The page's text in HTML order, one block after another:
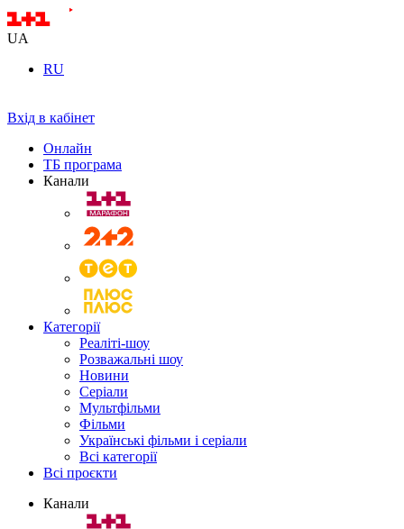
UA
RU
Вхід в кабінет
Онлайн
ТБ програма
Канали
Категорії
Реаліті-шоу
Розважальні шоу
Новини
Серіали
Мультфільми
Фільми
Українські фільми і серіали
Всі категорії
Всі проєкти
Канали